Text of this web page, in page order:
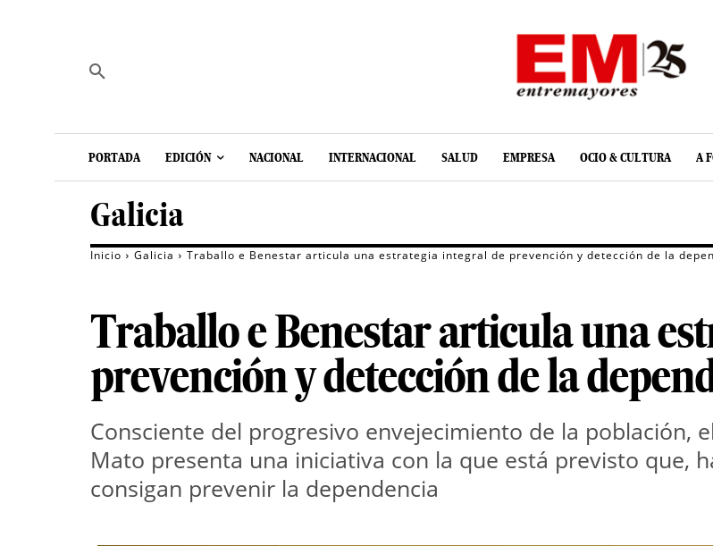
PORTADA EDICIÓN NACIONAL INTERNACIONAL SALUD EMPRESA OCIO & CULTURA A
Galicia
Inicio Galicia Traballo e Benestar articula una estrategia integral de prevención y detección de la
Traballo e Benestar articula una
prevención y detección de la
Consciente del progresivo envejecimiento de la población,
Mato presenta una iniciativa con la que está previsto que,
consigan prevenir la dependencia